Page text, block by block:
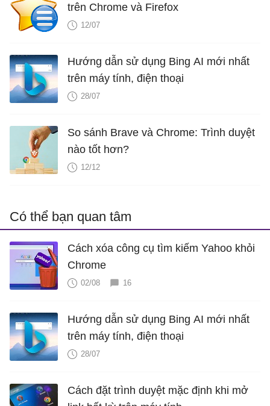
trên Chrome và Firefox
12/07
Hướng dẫn sử dụng Bing AI mới nhất
trên máy tính, điện thoại
28/07
So sánh Brave và Chrome: Trình duyệt
nào tốt hơn?
12/12
Có thể bạn quan tâm
Cách xóa công cụ tìm kiếm Yahoo khỏi
Chrome
02/08 16
Hướng dẫn sử dụng Bing AI mới nhất
trên máy tính, điện thoại
28/07
Cách đặt trình duyệt mặc định khi mở